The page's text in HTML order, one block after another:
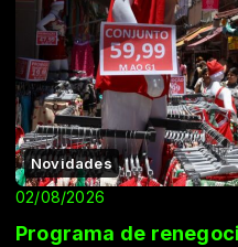
Novidades
02/08/2026
Programa de